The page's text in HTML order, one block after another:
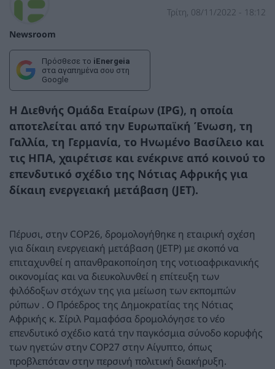
Newsroom
Τρίτη, 08/11/2022 - 18:12
Πρόσθεσε το iEnergeia
στα αγαπημένα σου στη
Google
Η Διεθνής Ομάδα Εταίρων (IPG), η οποία
αποτελείται από την Ευρωπαϊκή Ένωση, τη
Γαλλία, τη Γερμανία, το Ηνωμένο Βασίλειο και
τις ΗΠΑ, χαιρέτισε και ενέκρινε από κοινού το
επενδυτικό σχέδιο της Νότιας Αφρικής για
δίκαιη ενεργειακή μετάβαση (JET).
Πέρυσι, στην COP26, δρομολογήθηκε η εταιρική σχέση
για δίκαιη ενεργειακή μετάβαση (JETP) με σκοπό να
επιταχυνθεί η απανθρακοποίηση της νοτιοαφρικανικής
οικονομίας και να διευκολυνθεί η επίτευξη των
φιλόδοξων στόχων της για μείωση των εκπομπών
ρύπων . Ο Πρόεδρος της Δημοκρατίας της Νότιας
Αφρικής κ. Σίριλ Ραμαφόσα δρομολόγησε το νέο
επενδυτικό σχέδιο κατά την παγκόσμια σύνοδο κορυφής
των ηγετών στην COP27 στην Αίγυπτο, όπως
προβλεπόταν στην περσινή πολιτική διακήρυξη.